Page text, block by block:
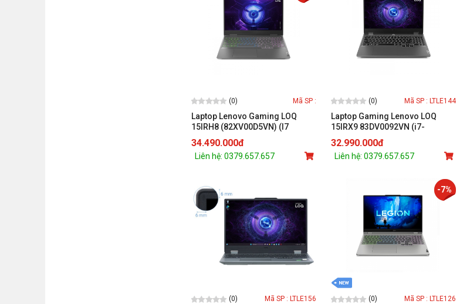
(0) Mã SP :
Laptop Lenovo Gaming LOQ
15IRH8 (82XV00D5VN) (I7
13620H/16GB RAM/512GB
SSD/15.6 FHD 144HZ/RTX 4060
8G/WIN11/XÁM)
34.490.000đ
Liên hệ: 0379.657.657
(0) Mã SP : LTLE144
Laptop Gaming Lenovo LOQ
15IRX9 83DV0092VN (i7-
13650HX/ RTX 4060 8GB/ Ram
16GB DDR5/ SSD 512GB/ 15.6
Inch IPS 144Hz FHD/ Win 11/
32.990.000đ
Liên hệ: 0379.657.657
(0) Mã SP : LTLE156
-7%
(0) Mã SP : LTLE126